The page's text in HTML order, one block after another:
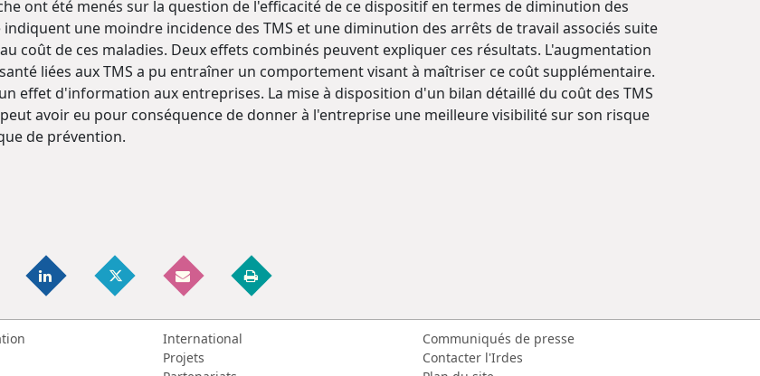
ont été menés sur la question de l'efficacité de ce dispositif en termes de diminution des
une moindre incidence des TMS et une diminution des arrêts de travail associés suite
coût de ces maladies. Deux effets combinés peuvent expliquer ces résultats. L'augmentation
liées aux TMS a pu entraîner un comportement visant à maîtriser ce coût supplémentaire.
effet d'information aux entreprises. La mise à disposition d'un bilan détaillé du coût des TMS
avoir eu pour conséquence de donner à l'entreprise une meilleure visibilité sur son risque
de prévention.
International
Projets
Communiqués de presse
Contacter l'Irdes